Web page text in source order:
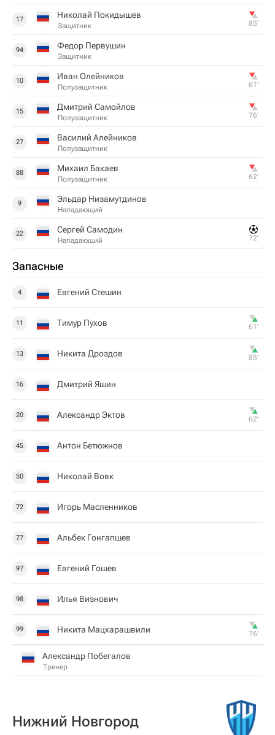
17 Николай Покидышев
Защитник 85‎’‎
94 Федор Первушин
Защитник
10 Иван Олейников
Полузащитник 61‎’‎
15 Дмитрий Самойлов
Полузащитник 76‎’‎
27 Василий Алейников
Полузащитник
88 Михаил Бакаев
Полузащитник 62‎’‎
9 Эльдар Низамутдинов
Нападающий
22 Сергей Самодин
Нападающий 72‎’‎
Запасные
4 Евгений Стешин
11 Тимур Пухов 61‎’‎
13 Никита Дроздов 85‎’‎
16 Дмитрий Яшин
20 Александр Эктов 62‎’‎
45 Антон Бетюжнов
50 Николай Вовк
72 Игорь Масленников
77 Альбек Гонгапшев
97 Евгений Гошев
98 Илья Визнович
99 Никита Мацхарашвили 76‎’‎
Александр Побегалов
Тренер
Нижний Новгород